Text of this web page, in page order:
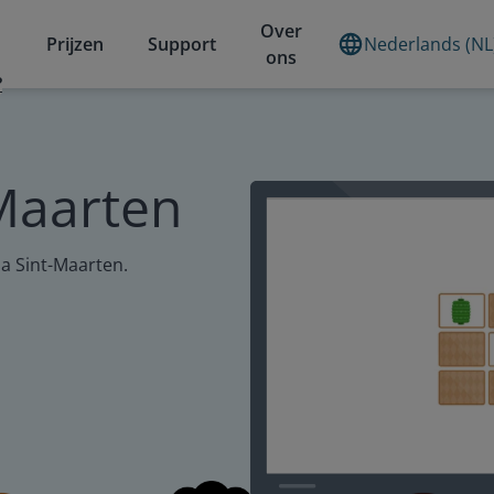
Prijzen Support
Over
ons
Nederlands
Sint-Maarten.